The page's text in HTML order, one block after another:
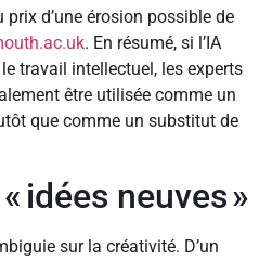
d’une érosion possible de
. En résumé, si l’IA
travail intellectuel, les experts
être utilisée comme un
que comme un substitut de
idées neuves »
sur la créativité. D’un